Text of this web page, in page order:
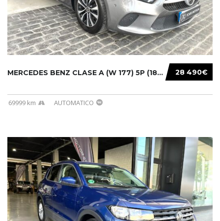
28 490€
MERCEDES BENZ CLASE A (W 177) 5P (18-) 2020....
69999 km AUTOMATICO